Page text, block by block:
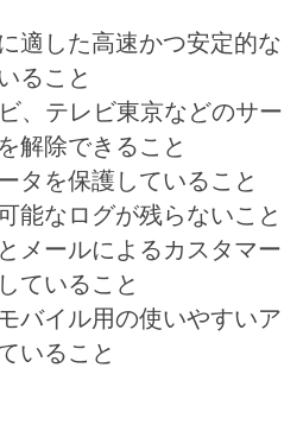
適した高速かつ安定的な
ること
、テレビ東京などのサー
解除できること
タを保護していること
能なログが残らないこと
メールによるカスタマー
ていること
バイル用の使いやすいア
いること